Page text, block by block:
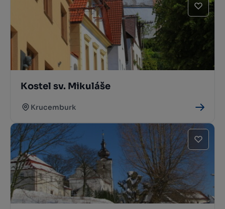
Kostel sv. Mikuláše
Krucemburk